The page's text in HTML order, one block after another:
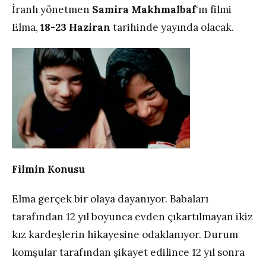
İranlı yönetmen Samira Makhmalbaf‘ın filmi
Elma, 18-23 Haziran tarihinde yayında olacak.
Filmin Konusu
Elma gerçek bir olaya dayanıyor. Babaları
tarafından 12 yıl boyunca evden çıkartılmayan ikiz
kız kardeşlerin hikayesine odaklanıyor. Durum
komşular tarafından şikayet edilince 12 yıl sonra